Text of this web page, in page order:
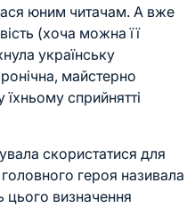
юним читачам. А вже
(хоча можна її
українську
майстерно
сприйнятті
скористатися для
героя називала
цього визначення